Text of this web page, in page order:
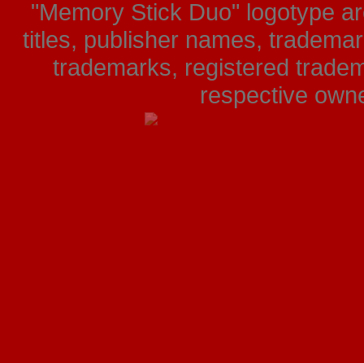
"Memory Stick Duo" logotype
titles, publisher names,
trademarks, registered
respective